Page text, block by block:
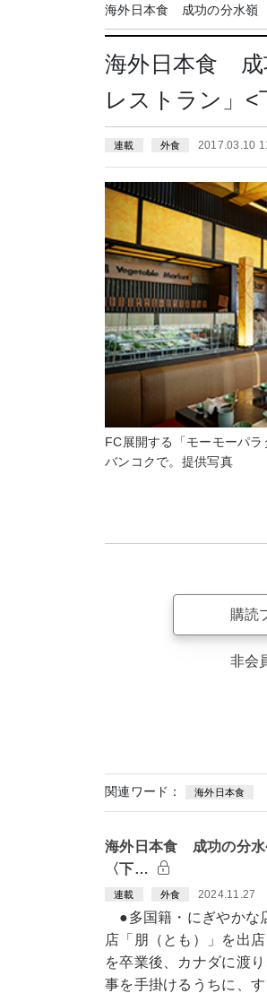
海外日本食 成功の分水嶺
海外日本食 成
レストラン」<
連載 外食 2017.03.10
FC展開する「モーモーパ
バンコクで。提供写真
購読
非会
関連ワード： 海外日本食
海外日本食 成功の分水
〈下…
連載 外食 2024.11.27
●多国籍・にぎやかな
店「朋（とも）」を出
を卒業後、カナダに渡
事を手掛けるうちに、